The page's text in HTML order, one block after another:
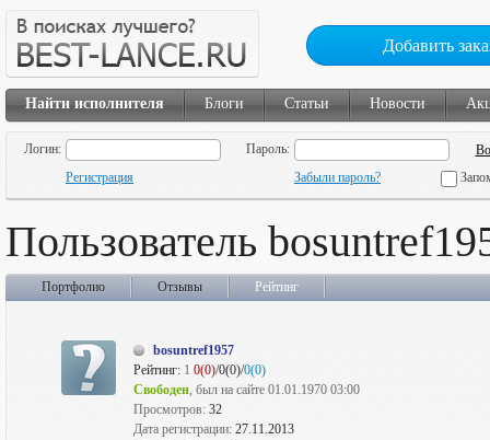
Добавить
Найти исполнителя Блоги Статьи Новости
Логин:
Пароль:
Регистрация
Забыли пароль?
Пользователь
Портфолио Отзывы Рейтинг
bosuntref1957
Рейтинг: 1 0(0)/0(0)/0(0)
Свободен, был на сайте 01.01.1970 03:00
Просмотров: 32
Дата регистрации: 27.11.2013